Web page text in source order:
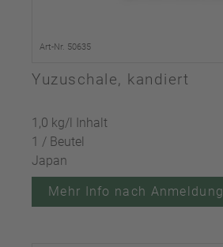
Art-Nr. 50635
Yuzuschale, kandiert
1,0 kg/l Inhalt
1 / Beutel
Japan
Mehr Info nach Anmeldung